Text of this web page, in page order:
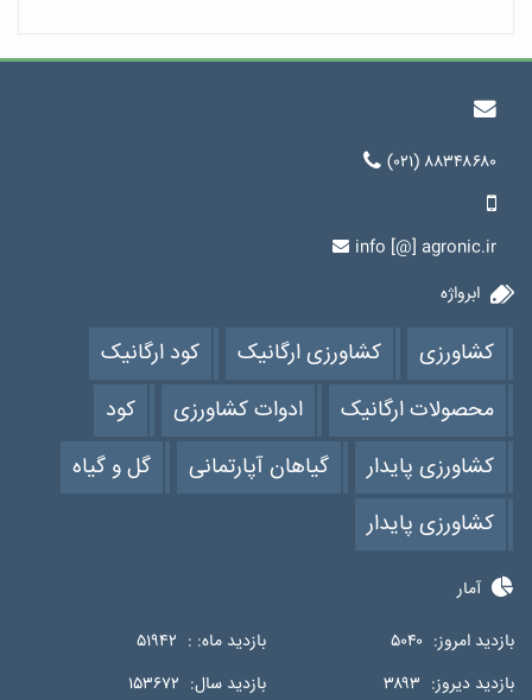
(۰۲۱) ۸۸۳۴۸۶۸۰
info [@] agronic.ir
ابرواژه
کشاورزی کشاورزی ارگانیک
کود ارگانیک
محصولات ارگانیک
ادوات کشاورزی
کود
کشاورزی پایدار
گیاهان آپارتمانی
گل و گیاه
کشاورزی پایدار
آمار
بازدید امروز: ۵۰۴۰ بازدید ماه: : ۵۱۹۴۲
بازدید دیروز: ۳۸۹۳ بازدید سال: ۱۵۳۶۷۲